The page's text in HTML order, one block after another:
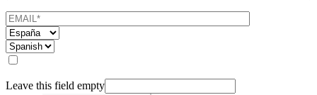
Leave this field empty